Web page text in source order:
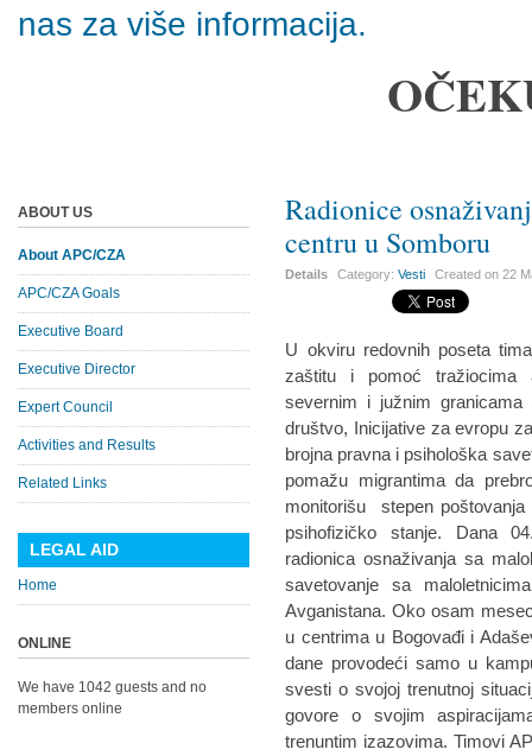
nas za više informacija.
Radionice
centru u Somboru
Details Category:Vesti Created on22
U okviru redovnih poseta
zaštitu i pomoć tražiocima
severnim i južnim
društvo, Inicijative za evropu
brojna pravna i psihološka
pomažu migrantima da
monitorišu stepen
psihofizičko stanje. Dana
radionica osnaživanja sa
savetovanje sa
Avganistana. Oko osam
u centrima u Bogovađi i
dane provodeći samo u
svesti o svojoj trenutnoj
govore o svojim
trenuntim izazovima. Timovi
ABOUT US
About APC/CZA
APC/CZA Goals
Executive Board
Executive Director
Expert Council
Activities and Results
Related Links
LEGAL AID
Home
ONLINE
We have 1042 guests and no
members online